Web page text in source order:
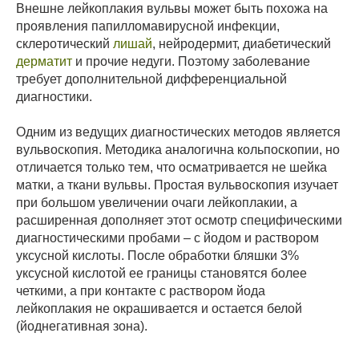
Внешне лейкоплакия вульвы может быть похожа на
проявления папилломавирусной инфекции,
склеротический лишай, нейродермит, диабетический
дерматит и прочие недуги. Поэтому заболевание
требует дополнительной дифференциальной
диагностики.
Одним из ведущих диагностических методов является
вульвоскопия. Методика аналогична кольпоскопии, но
отличается только тем, что осматривается не шейка
матки, а ткани вульвы. Простая вульвоскопия изучает
при большом увеличении очаги лейкоплакии, а
расширенная дополняет этот осмотр специфическими
диагностическими пробами – с йодом и раствором
уксусной кислоты. После обработки бляшки 3%
уксусной кислотой ее границы становятся более
четкими, а при контакте с раствором йода
лейкоплакия не окрашивается и остается белой
(йоднегативная зона).